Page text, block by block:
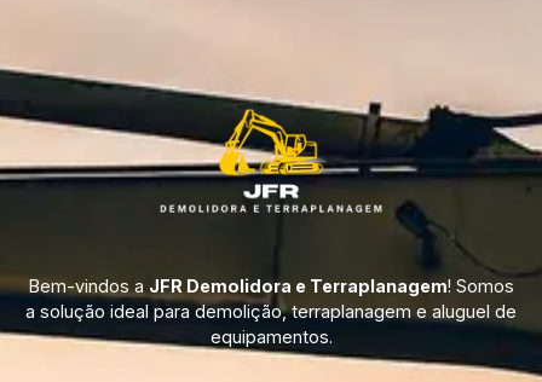
Bem-vindos a JFR Demolidora e Terraplanagem! Somos
a solução ideal para demolição, terraplanagem e aluguel de
equipamentos.